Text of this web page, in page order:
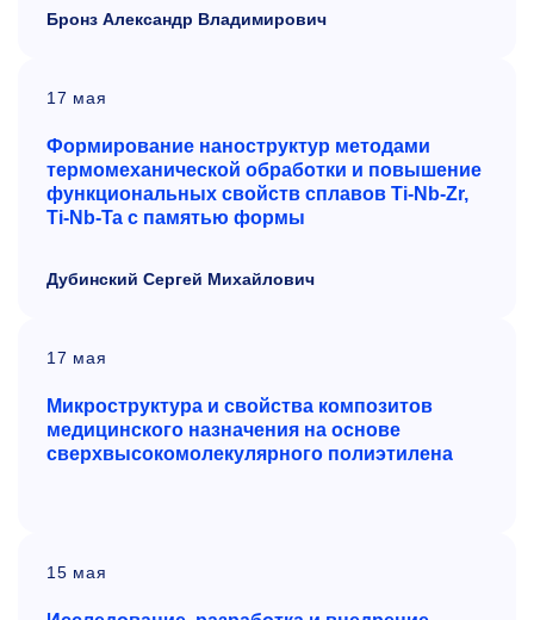
Бронз Александр Владимирович
17 мая
Формирование наноструктур методами
термомеханической обработки и повышение
функциональных свойств сплавов Ti-N b-Zr,
Ti-N b-Ta с памятью формы
Дубинский Сергей Михайлович
17 мая
Микроструктура и свойства композитов
медицинского назначения на основе
сверхвысокомолекулярного полиэтилена
15 мая